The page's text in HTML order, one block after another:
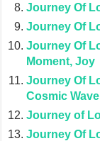
Journey Of
Journey Of
Journey Of
Moment, Joy
Journey Of
Cosmic Wave
Journey of
Journey Of